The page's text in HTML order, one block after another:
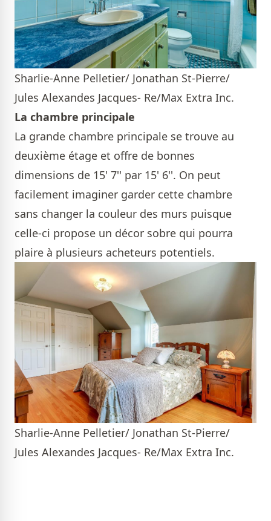
Sharlie-Anne Pelletier/ Jonathan St-Pierre/
Jules Alexandes Jacques- Re/Max Extra Inc.
La chambre principale
La grande chambre principale se trouve au
deuxième étage et offre de bonnes
dimensions de 15' 7'' par 15' 6''. On peut
facilement imaginer garder cette chambre
sans changer la couleur des murs puisque
celle-ci propose un décor sobre qui pourra
plaire à plusieurs acheteurs potentiels.
Sharlie-Anne Pelletier/ Jonathan St-Pierre/
Jules Alexandes Jacques- Re/Max Extra Inc.